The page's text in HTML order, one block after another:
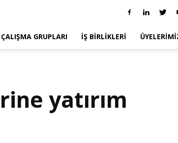
ÇALIŞMA GRUPLARI İŞ BIRLIKLERI
yatırım